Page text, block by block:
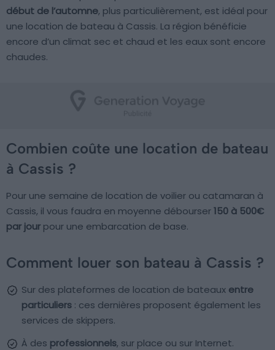
début de l’automne, plus particulièrement, est idéal pour
une location de bateau à Cassis. La région bénéficie
encore d’un climat sec et chaud et les eaux sont encore
chaudes.
Combien coûte une location de bateau
à Cassis ?
Pour une semaine de location de voilier ou catamaran à
Cassis, il vous faudra en moyenne débourser150 à 500€
par jour pour une embarcation de base.
Comment louer son bateau à Cassis ?
Sur des plateformes de location de bateaux entre
particuliers : ces dernières proposent également les
services de skippers.
À des professionnels, sur place ou sur Internet.